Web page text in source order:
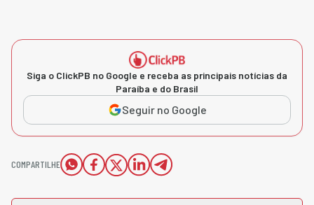
Siga o ClickPB no Google e receba as principais notícias da
Paraíba e do Brasil
Seguir no Google
COMPARTILHE